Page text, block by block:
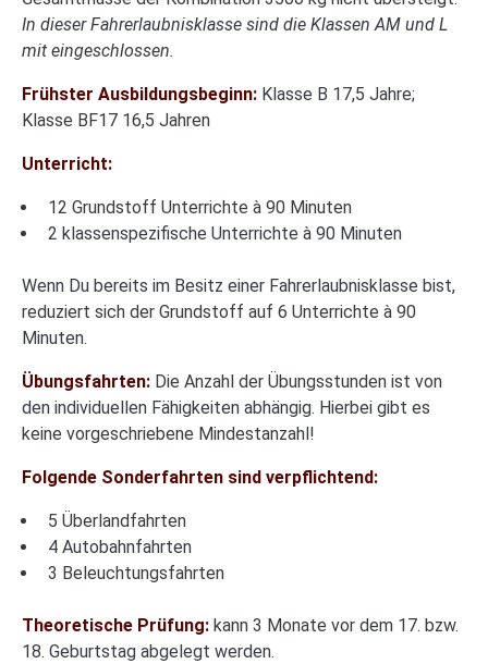
In dieser Fahrerlaubnisklasse sind die Klassen AM und L
mit eingeschlossen.
Frühster Ausbildungsbeginn: Klasse B 17,5 Jahre;
Klasse BF17 16,5 Jahren
Unterricht:
12 Grundstoff Unterrichte à 90 Minuten
2 klassenspezifische Unterrichte à 90 Minuten
Wenn Du bereits im Besitz einer Fahrerlaubnisklasse bist,
reduziert sich der Grundstoff auf 6 Unterrichte à 90
Minuten.
Übungsfahrten: Die Anzahl der Übungsstunden ist von
den individuellen Fähigkeiten abhängig. Hierbei gibt es
keine vorgeschriebene Mindestanzahl!
Folgende Sonderfahrten sind verpflichtend:
5 Überlandfahrten
4 Autobahnfahrten
3 Beleuchtungsfahrten
Theoretische Prüfung: kann 3 Monate vor dem 17. bzw.
18. Geburtstag abgelegt werden.